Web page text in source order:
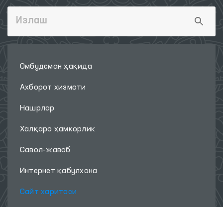
Омбудсман ҳақида
Ахборот хизмати
Нашрлар
Халқаро ҳамкорлик
Савол-жавоб
Интернет қабулхона
Сайт харитаси